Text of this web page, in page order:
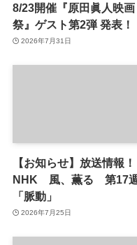
8/23開催『原田眞人映画
祭』ゲスト第2弾 発表！
2026年7月31日
【お知らせ】放送情報！
NHK 風、薫る 第17週
「脈動」
2026年7月25日